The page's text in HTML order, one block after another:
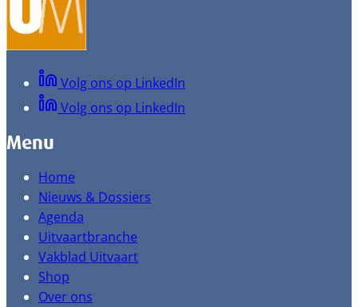
Volg ons op LinkedIn
Volg ons op LinkedIn
Menu
Home
Nieuws & Dossiers
Agenda
Uitvaartbranche
Vakblad Uitvaart
Shop
Over ons